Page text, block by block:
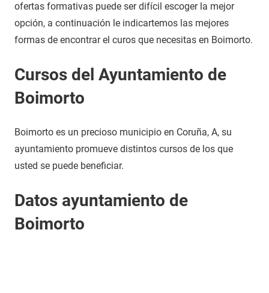
ofertas formativas puede ser difícil escoger la mejor
opción, a continuación le indicartemos las mejores
formas de encontrar el curos que necesitas en Boimorto.
Cursos del Ayuntamiento de
Boimorto
Boimorto es un precioso municipio en Coruña, A, su
ayuntamiento promueve distintos cursos de los que
usted se puede beneficiar.
Datos ayuntamiento de
Boimorto